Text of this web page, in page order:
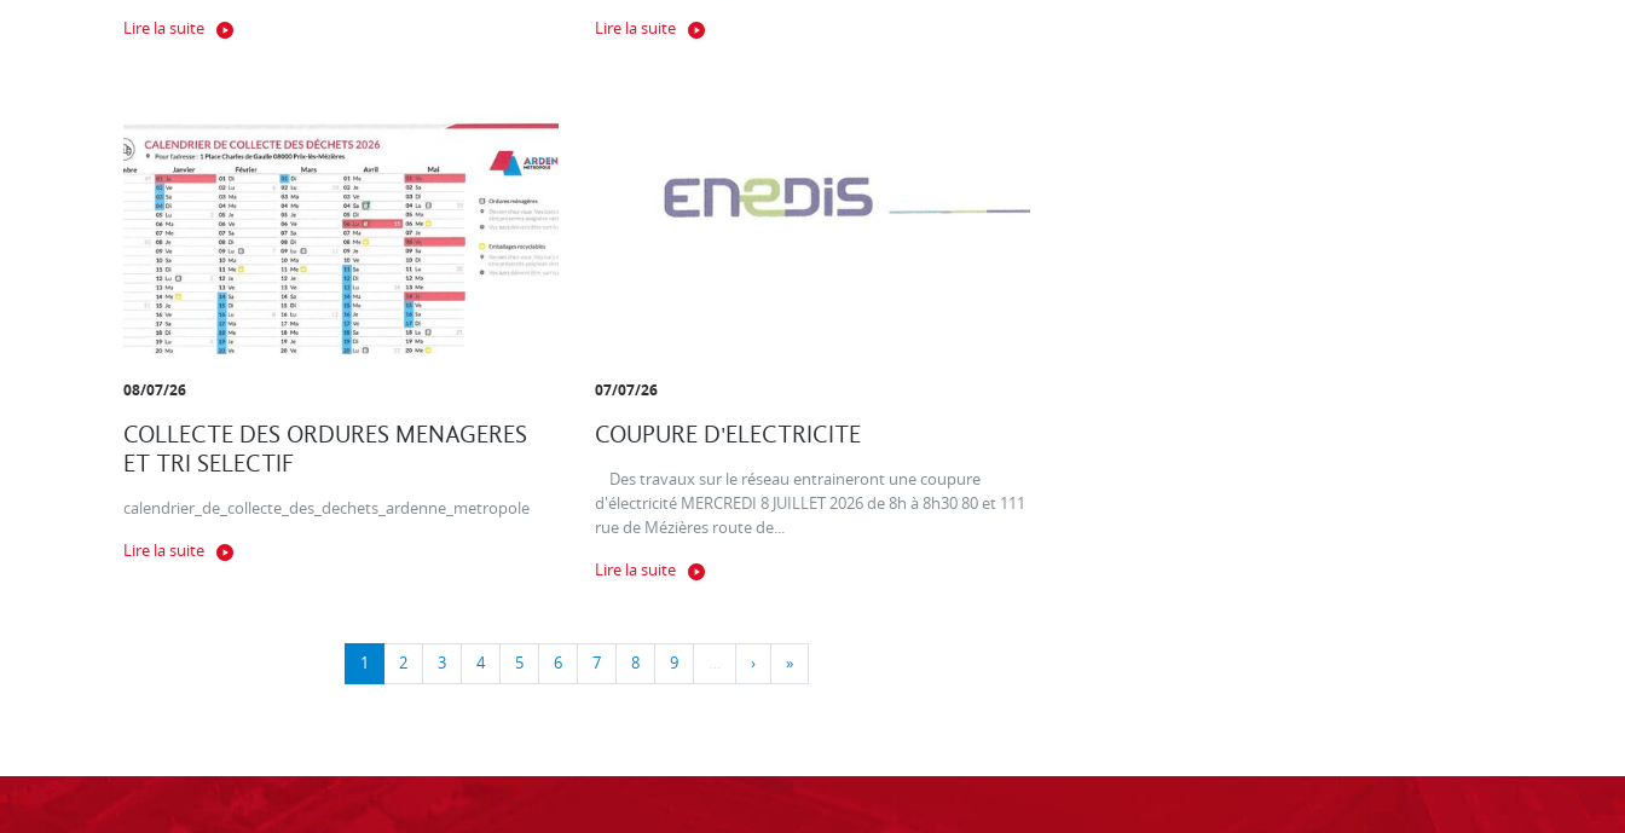
Lire la suite Lire la suite
08/07/26
COLLECTE DES ORDURES MENAGERES
ET TRI SELECTIF
calendrier_de_collecte_des_dechets_ardenne_metropole
Lire la suite
07/07/26
COUPURE D'ELECTRICITE
Des travaux sur le réseau entraineront une coupure
d'électricité MERCREDI 8 JUILLET 2026 de 8h à 8h30 80 et 111
rue de Mézières route de...
Lire la suite
1 2 3 4 5 6 7 8 9 … › »